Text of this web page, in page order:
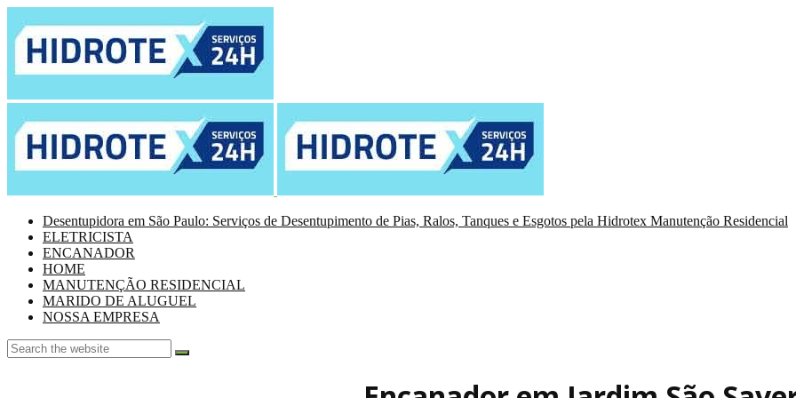
Desentupidora em São Paulo: Serviços de Desentupimento de Pias, Ralos, Tanques e Esgotos pela Hidrotex Manutenção Residencial
ELETRICISTA
ENCANADOR
HOME
MANUTENÇÃO RESIDENCIAL
MARIDO DE ALUGUEL
NOSSA EMPRESA